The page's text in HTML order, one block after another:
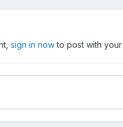
sign in nowto post with